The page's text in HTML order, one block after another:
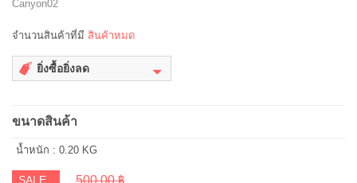
Canyon02
จำนวนสินค้าที่มี สินค้าหมด
ยิ่งซื้อยิ่งลด
ขนาดสินค้า
น้ำหนัก : 0.20 KG
SALE 500.00 ฿